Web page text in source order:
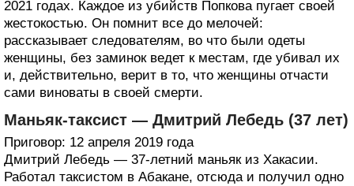
2021 годах. Каждое из убийств Попкова пугает своей
жестокостью. Он помнит все до мелочей:
рассказывает следователям, во что были одеты
женщины, без заминок ведет к местам, где убивал их
и, действительно, верит в то, что женщины отчасти
сами виноваты в своей смерти.
Маньяк-таксист — Дмитрий Лебедь (37 лет)
Приговор: 12 апреля 2019 года
Дмитрий Лебедь — 37-летний маньяк из Хакасии.
Работал таксистом в Абакане, отсюда и получил одно